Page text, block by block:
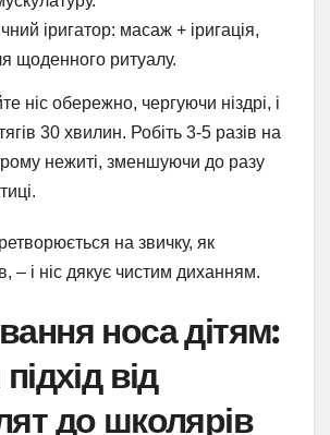
іригатор: масаж + іригація,
щоденного ритуалу.
ніс обережно, чергуючи ніздрі, і
30 хвилин. Робіть 3-5 разів на
нежиті, зменшуючи до разу
на звичку, як
– і ніс дякує чистим диханням.
носа дітям:
від
до школярів